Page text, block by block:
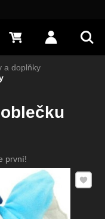
Přihlásit
0 Kč
a doplňky
první!
Přidat